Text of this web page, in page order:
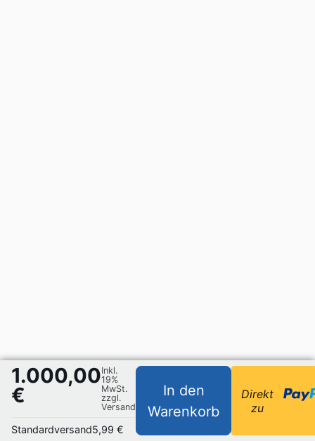
1.000,00
€
Inkl.
19%
MwSt.
zzgl.
Versand
Standardversand5,99 €
In den
Warenkorb
Direkt
zu